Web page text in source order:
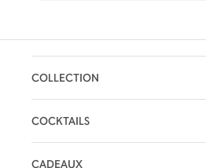
COLLECTION
COCKTAILS
CADEAUX